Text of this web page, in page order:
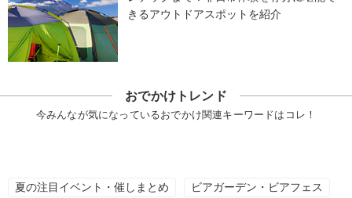
きるアウトドアスポットを紹介
おでかけトレンド
今みんなが気になっているおでかけ関連キーワードはコレ！
夏の注目イベント・催しまとめ ビアガーデン・ビアフェス